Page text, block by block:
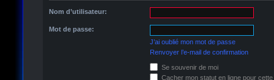
Nom d’utilisateur:
Mot de passe:
J’ai oublié mon mot de passe
Renvoyer l’e-mail de confirmation
Se souvenir de moi
Cacher mon statut en ligne pour